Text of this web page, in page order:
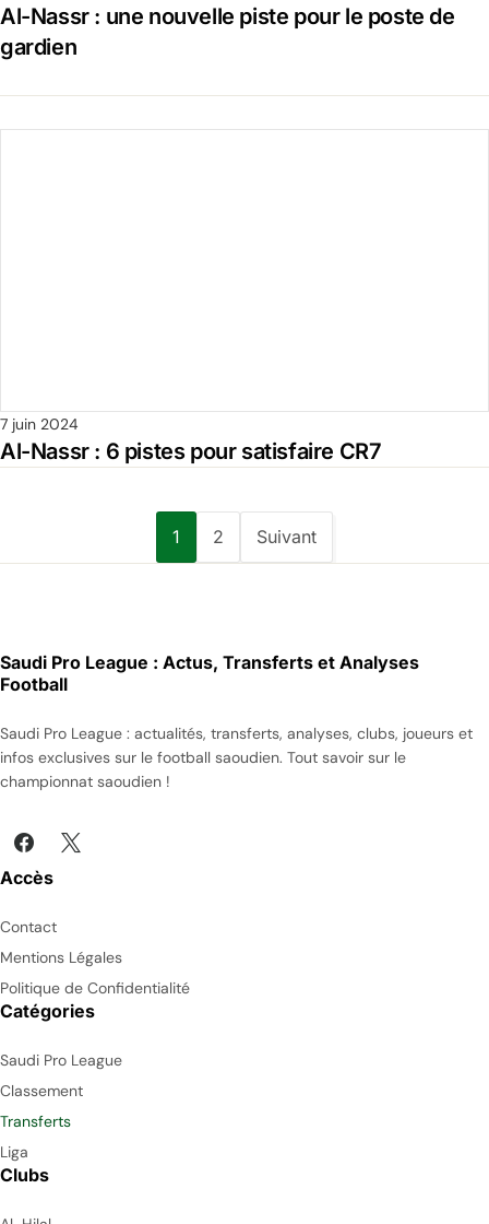
Al-Nassr : une nouvelle piste pour le poste de
gardien
7 juin 2024
Al-Nassr : 6 pistes pour satisfaire CR7
1 2 Suivant
Saudi Pro League : Actus, Transferts et Analyses
Football
Saudi Pro League : actualités, transferts, analyses, clubs, joueurs et
infos exclusives sur le football saoudien. Tout savoir sur le
championnat saoudien !
Accès
Contact
Mentions Légales
Politique de Confidentialité
Catégories
Saudi Pro League
Classement
Transferts
Liga
Clubs